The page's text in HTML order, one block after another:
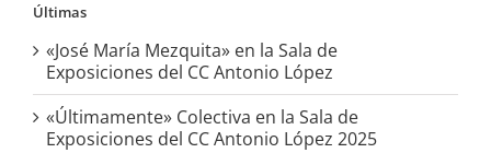
Últimas
«José María Mezquita» en la Sala de
Exposiciones del CC Antonio López
«Últimamente» Colectiva en la Sala de
Exposiciones del CC Antonio López 2025